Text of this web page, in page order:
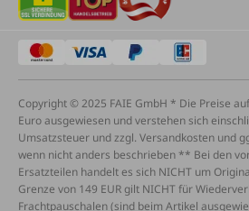
Copyright © 2025 FAIE GmbH * Die Preise
Euro ausgewiesen und verstehen sich
Umsatzsteuer und zzgl. Versandkosten und
wenn nicht anders beschrieben ** Bei den
Ersatzteilen handelt es sich NICHT um
Grenze von 149 EUR gilt NICHT für
Frachtpauschalen (sind beim Artikel